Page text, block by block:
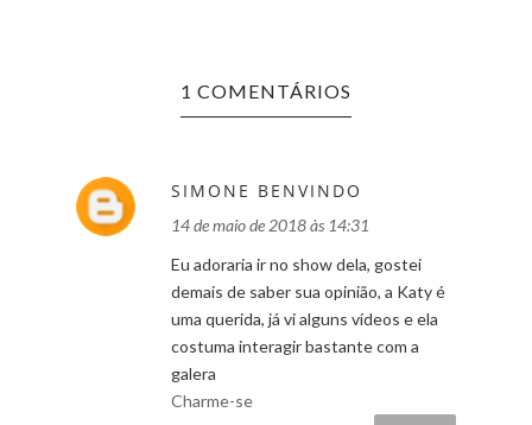
1 COMENTÁRIOS
SIMONE BENVINDO
14 de maio de 2018 às 14:31
Eu adoraria ir no show dela, gostei
demais de saber sua opinião, a Katy é
uma querida, já vi alguns vídeos e ela
costuma interagir bastante com a
galera
Charme-se